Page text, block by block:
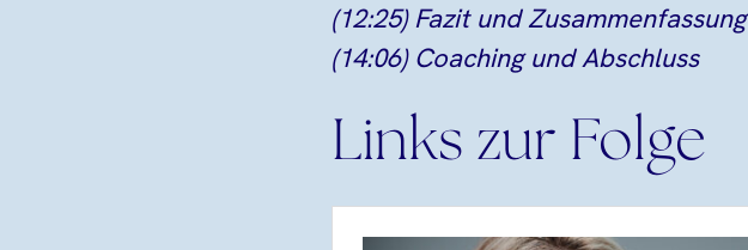
(12:25) Fazit und Zusammenfassung
(14:06) Coaching und Abschluss
Links zur Folge